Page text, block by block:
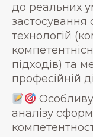
до реальних
застосування
технологій
підходів) та
професійній
аналізу